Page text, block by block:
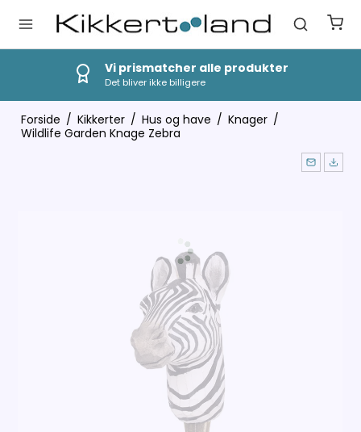
Hurtig Levering
Forside / Kikkerter / Hus og have / Knager /
Wildlife Garden Knage Zebra